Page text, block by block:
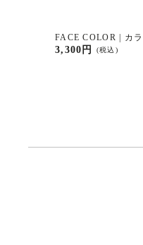
FACE COLOR | カ
(税込)
3,300円